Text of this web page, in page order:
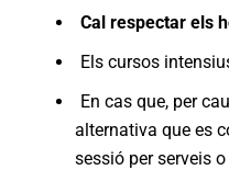
Cal respectar els
Els cursos
En cas que, per
alternativa que es
sessió per serveis